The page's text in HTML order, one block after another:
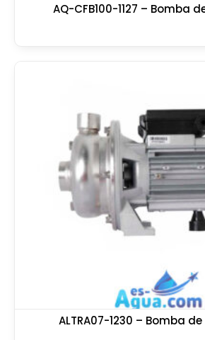
AQ-CFB100-1127 – Bomba
ALTRA07-1230 – Bomba